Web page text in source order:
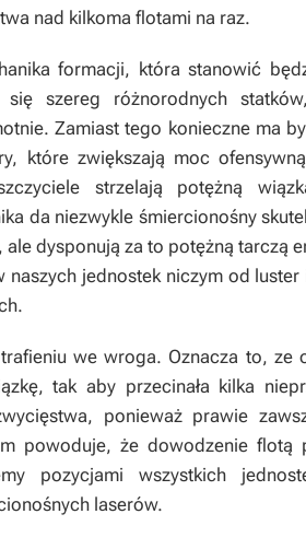
nad kilkoma flotami na raz.
formacji, która stanowić
szereg różnorodnych
Zamiast tego konieczne ma
które zwiększają moc
strzelają potężną
da niezwykle śmiercionośny
ale dysponują za to potężną tarczą
jednostek niczym od luster
we wroga. Oznacza to, ze
tak aby przecinała kilka
ponieważ prawie
powoduje, że dowodzenie flotą
pozycjami wszystkich
laserów.